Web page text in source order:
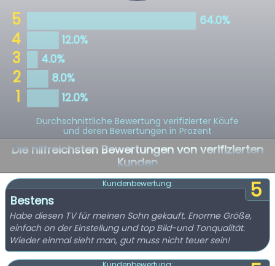
Durchschnittliche Bewertung verifizierter Käufe
und deren Bewertungen in Prozent
Die hilfreichsten Bewertungen von verifizierten
Kunden
5
Kundenbewertung:
Bestens
Habe diesen TV für meinen Sohn gekauft. Enorme Größe,
einfach on der Einstellung und top Bild-und Tonqualität.
Wieder einmal sieht man, gut muss nicht teuer sein!